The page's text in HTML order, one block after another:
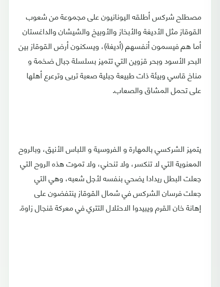
مصطلح شركس أطلقه اليونانيون على مجموعة من شعوب
القوقاز مثل الأديغة والأبخاز والأوبيخ والشيشان والداغستان
أما هم فيسمون أنفسهم (أديغة)، ويسكنون أرض القوقاز بين
البحر الأسود وبحر قزوين التي تتميز بسلسلة جبال ضخمة و
مناخ قاسي وبيئة ذات طبيعة جبلية صعبة تربى وترعرع أهلها
على تحمل المشاق والصعاب.
يتميز الشركسي بالمهارة و الفروسية و اللباس الأنيق، وبالروح
المعنوية التي لا تنكسر، ولا تنحني، ولا تموت هذه الروح التي
جعلت البطل ريدادا يضحي بنفسه لأجل شعبه، وهي التي
جعلت فرسان الشركس في شمال القوقاز ينتفضون على
إهانة خان القرم ويبيدوا الاحتلال التتري في معركة قنجال زاوة.